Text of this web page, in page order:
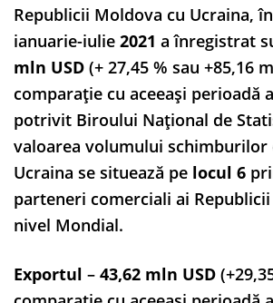
Republicii Moldova cu Ucraina,
ianuarie-iulie 2021 a înregistrat
mln USD (+ 27,45 % sau +85,16
comparație cu aceeași perioadă
potrivit Biroului Național de
valoarea volumului schimburilor
Ucraina se situează pe locul 6
parteneri comerciali ai
nivel Mondial.
Exportul – 43,62 mln USD